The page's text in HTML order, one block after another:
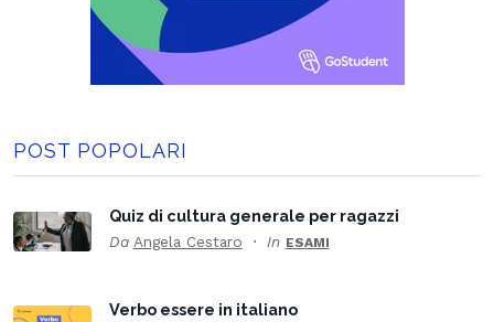
POST POPOLARI
Quiz di cultura generale per ragazzi
Da Angela Cestaro In ESAMI
Verbo essere in italiano